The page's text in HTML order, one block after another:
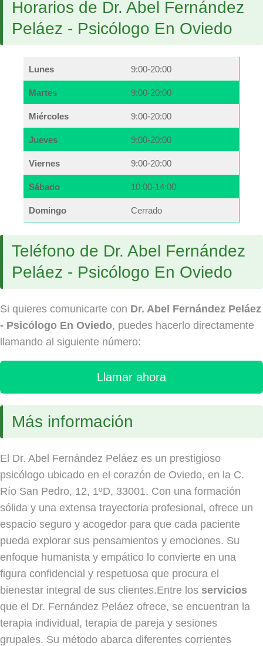
Horarios de Dr. Abel Fernández
Peláez - Psicólogo En Oviedo
Lunes 9:00-20:00
Martes 9:00-20:00
Miércoles 9:00-20:00
Jueves 9:00-20:00
Viernes 9:00-20:00
Sábado 10:00-14:00
Domingo Cerrado
Teléfono de Dr. Abel Fernández
Peláez - Psicólogo En Oviedo
Si quieres comunicarte con Dr. Abel Fernández Peláez
- Psicólogo En Oviedo, puedes hacerlo directamente
llamando al siguiente número:
Llamar ahora
Más información
El Dr. Abel Fernández Peláez es un prestigioso
psicólogo ubicado en el corazón de Oviedo, en la C.
Río San Pedro, 12, 1ºD, 33001. Con una formación
sólida y una extensa trayectoria profesional, ofrece un
espacio seguro y acogedor para que cada paciente
pueda explorar sus pensamientos y emociones. Su
enfoque humanista y empático lo convierte en una
figura confidencial y respetuosa que procura el
bienestar integral de sus clientes.Entre los servicios
que el Dr. Fernández Peláez ofrece, se encuentran la
terapia individual, terapia de pareja y sesiones
grupales. Su método abarca diferentes corrientes